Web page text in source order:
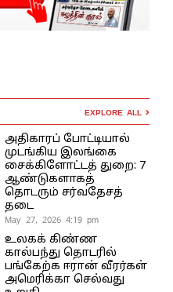
EXPLORE ALL
அதிகாரப் போட்டியால்
முடங்கிய இலங்கை
சைக்கிளோட்டத் துறை: 7
ஆண்டுகளாகத்
தொடரும் சர்வதேசத்
தடை
May 27, 2026 4:19 pm
உலகக் கிண்ண
கால்பந்து தொடரில்
பங்கேற்க ஈரான் வீரர்கள்
அமெரிக்கா செல்வது